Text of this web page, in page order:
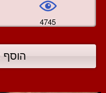
4745
הוסף